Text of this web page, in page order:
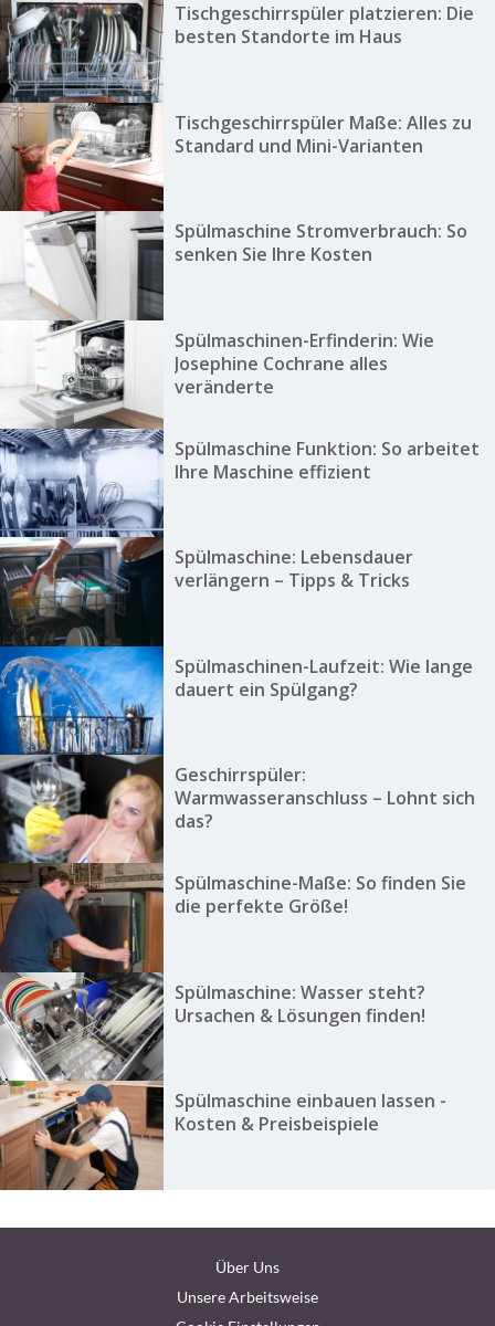
Tischgeschirrspüler platzieren: Die
besten Standorte im Haus
Tischgeschirrspüler Maße: Alles zu
Standard und Mini-Varianten
Spülmaschine Stromverbrauch: So
senken Sie Ihre Kosten
Spülmaschinen-Erfinderin: Wie
Josephine Cochrane alles
veränderte
Spülmaschine Funktion: So arbeitet
Ihre Maschine effizient
Spülmaschine: Lebensdauer
verlängern – Tipps & Tricks
Spülmaschinen-Laufzeit: Wie lange
dauert ein Spülgang?
Geschirrspüler:
Warmwasseranschluss – Lohnt sich
das?
Spülmaschine-Maße: So finden Sie
die perfekte Größe!
Spülmaschine: Wasser steht?
Ursachen & Lösungen finden!
Spülmaschine einbauen lassen -
Kosten & Preisbeispiele
Über Uns
Unsere Arbeitsweise